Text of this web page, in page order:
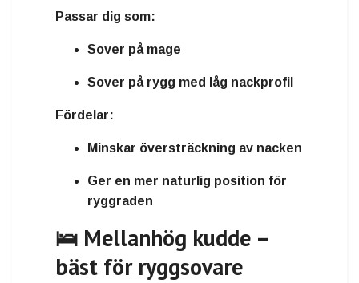
Passar dig som:
Sover på mage
Sover på rygg med låg nackprofil
Fördelar:
Minskar översträckning av nacken
Ger en mer naturlig position för
ryggraden
🛌 Mellanhög kudde –
bäst för ryggsovare